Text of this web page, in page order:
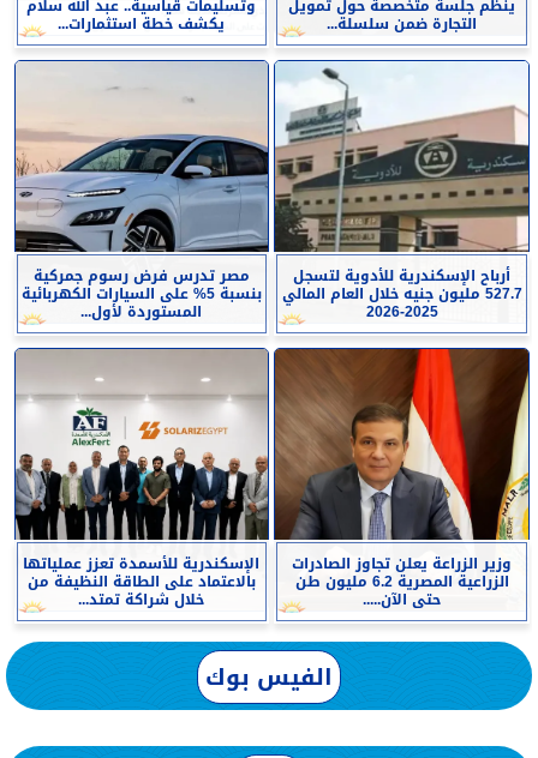
التجارة ضمن سلسلة... يكشف خطة استثمارات...
أرباح الإسكندرية للأدوية لتسجل
527.7 مليون جنيه خلال العام المالي
2025-2026
مصر تدرس فرض رسوم جمركية
بنسبة 5% على السيارات الكهربائية
المستوردة لأول...
وزير الزراعة يعلن تجاوز الصادرات
الزراعية المصرية 6.2 مليون طن
حتى الآن.....
الإسكندرية للأسمدة تعزز عملياتها
بالاعتماد على الطاقة النظيفة من
خلال شراكة تمتد...
الفيس بوك